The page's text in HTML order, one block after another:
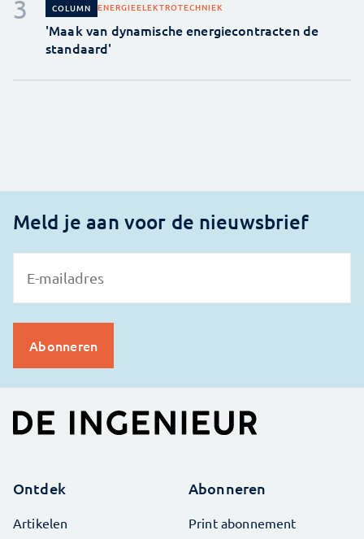
COLUMN ENERGIEELEKTROTECHNIEK
'Maak van dynamische energiecontracten de
standaard'
Meld je aan voor de nieuwsbrief
Ontdek
Artikelen
Abonneren
Print abonnement